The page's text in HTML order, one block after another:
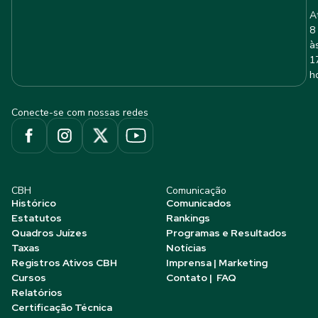
8
Conecte-se com nossas redes
CBH
Histórico
Estatutos
Quadros Juízes
Taxas
Registros Ativos CBH
Cursos
Relatórios
Certificação Técnica
Comunicação
Comunicados
Rankings
Programas e Resultados
Notícias
Imprensa | Marketing
Contato | FAQ